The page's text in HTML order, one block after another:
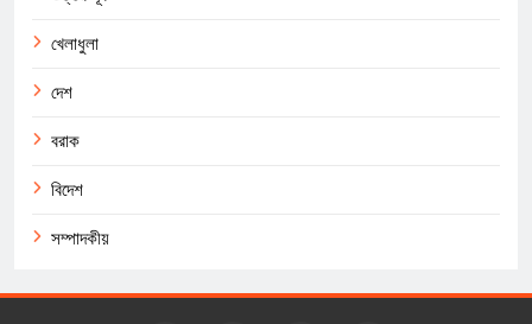
খেলাধুলা
দেশ
বরাক
বিদেশ
সম্পাদকীয়